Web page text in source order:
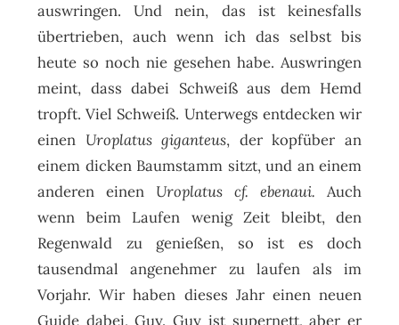
auswringen. Und nein, das ist keinesfalls
übertrieben, auch wenn ich das selbst bis
heute so noch nie gesehen habe. Auswringen
meint, dass dabei Schweiß aus dem Hemd
tropft. Viel Schweiß. Unterwegs entdecken wir
einen Uroplatus giganteus, der kopfüber an
einem dicken Baumstamm sitzt, und an einem
anderen einen Uroplatus cf. ebenaui. Auch
wenn beim Laufen wenig Zeit bleibt, den
Regenwald zu genießen, so ist es doch
tausendmal angenehmer zu laufen als im
Vorjahr. Wir haben dieses Jahr einen neuen
Guide dabei, Guy. Guy ist supernett, aber er